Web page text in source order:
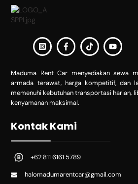
Maduma Rent Car menyediakan sewa
armada terawat, harga kompetitif, dan
memenuhi kebutuhan transportasi harian,
kenyamanan maksimal.
Kontak Kami
+62 811 6161 5789
halomadumarentcar@gmail.com